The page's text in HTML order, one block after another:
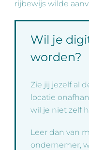
rijbewijs wilde
Wil je
worden?
Zie jij jezelf al
locatie
wil je niet zelf
Leer dan van
ondernemer,